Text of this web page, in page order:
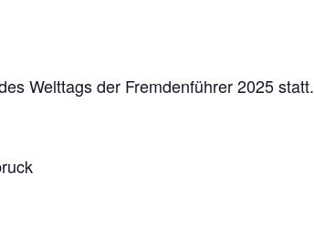
Welttags der Fremdenführer 2025 statt.